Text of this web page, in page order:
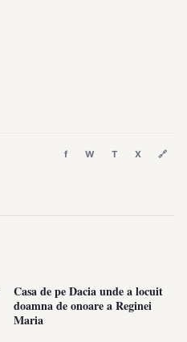
f W T X 🔗
Casa de pe Dacia unde a locuit
doamna de onoare a Reginei
Maria